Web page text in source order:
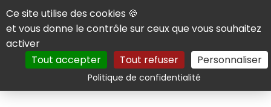
Panneau de gestion des cookies
Ce site utilise des cookies 🍪
et vous donne le contrôle sur ceux que vous souhaitez
activer
Tout accepter
Tout refuser Personnaliser
Politique de confidentialitéRechercher